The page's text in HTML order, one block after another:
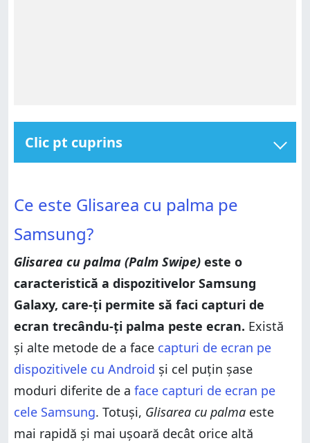
Clic pt cuprins
Cum activezi sau dezactivezi Glisarea cu palma pe un
Samsung Galaxy?
Cum activezi Glisarea cu palma pe Samsung
Cum dezactivezi Glisarea cu palma pe Samsung
Nu merge Glisarea cu palma (pentru capturare)?
Folosești Glisarea cu palma pe dispozitivul tău
Samsung?
Cum funcționează Glisarea cu palma?
Cum activezi sau dezactivezi Glisarea cu palma pe un
Samsung Galaxy?
Cum activezi Glisarea cu palma pe Samsung
Cum dezactivezi Glisarea cu palma pe Samsung
Nu merge Glisarea cu palma (pentru capturare)?
Folosești Glisarea cu palma pe dispozitivul tău
Ce este Glisarea cu palma pe
Samsung?
Glisarea cu palma (Palm Swipe) este o
caracteristică a dispozitivelor Samsung
Galaxy, care-ți permite să faci capturi de
ecran trecându-ți palma peste ecran. Există
și alte metode de a face capturi de ecran pe
dispozitivele cu Android și cel puțin șase
moduri diferite de a face capturi de ecran pe
cele Samsung. Totuși, Glisarea cu palma este
mai rapidă și mai ușoară decât orice altă